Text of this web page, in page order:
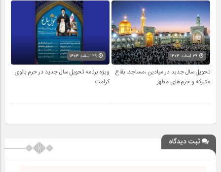
تحویل سال‌ جدید در میادین ،مساجد، بقاع
متبرکه‌ و حرم‌های‌ مطهر
ویژه برنامه تحویل سال جدید در حرم بانوی
کرامت
ثبت دیدگاه